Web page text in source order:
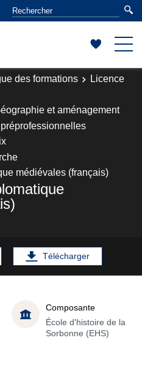
des formations
Licence
et aménagement
médiévales (français)
Télécharger
Composante
École d'histoire de la
Sorbonne (EHS)